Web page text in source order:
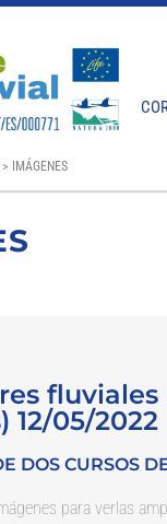
> IMÁGENES
fluviales
12/05/2022
DOS CURSOS
para verlas